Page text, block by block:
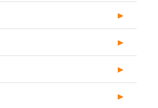
►
►
►
►